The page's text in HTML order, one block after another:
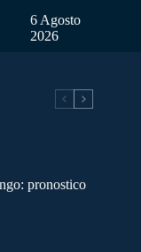
6 Agosto
2026
pronostico